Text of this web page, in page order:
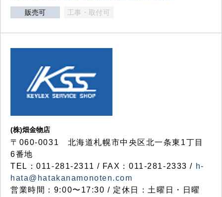
販売可 工事・取付可
(株)畑金物店
〒060-0031 北海道札幌市中央区北一条東1丁目
6番地
TEL：011-281-2311 / FAX：011-281-2333 / h-
hata@hatakanamonoten.com
営業時間：9:00〜17:30 / 定休日：土曜日・日曜